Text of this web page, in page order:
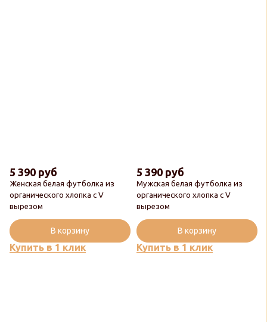
Женская белая футболка из
органического хлопка с V
вырезом
5 390 руб
Купить в 1 клик
В корзину
Мужская белая футболка из
органического хлопка с V
вырезом
5 390 руб
Купить в 1 клик
В корзину